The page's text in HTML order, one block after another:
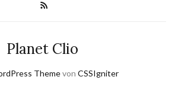
Planet Clio
Themevon CSSIgniter